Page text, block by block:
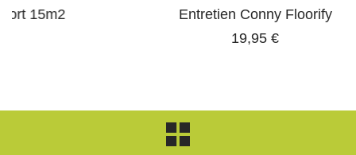
Entretien Conny Floorify